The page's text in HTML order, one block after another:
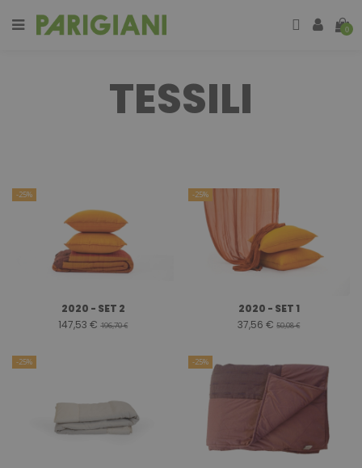
0
TESSILI
-25%
2020 - SET 2
147,53 € 196,70 €
-25%
2020 - SET 1
37,56 € 50,08 €
-25% -25%